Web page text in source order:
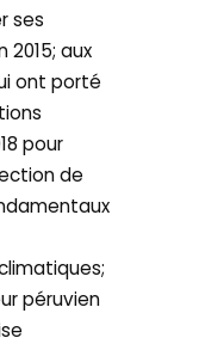
ses
aux
ont porté
pour
de
péruvien